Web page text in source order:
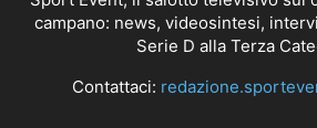
campano: news, videosintesi,
Serie D alla Terza
Contattaci: